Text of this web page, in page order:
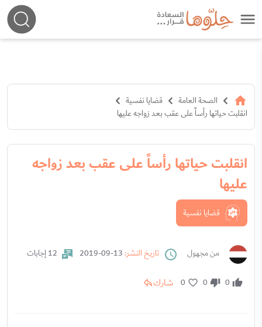
الصحة العامة
قضايا نفسية
انقلبت حياتها رأساً على عقب بعد زواجه عليها
انقلبت حياتها رأساً على عقب بعد زواجه
عليها
قضايا نفسية
من مجهول تاريخ النشر: 12 إجابات
0
0
0 شارك